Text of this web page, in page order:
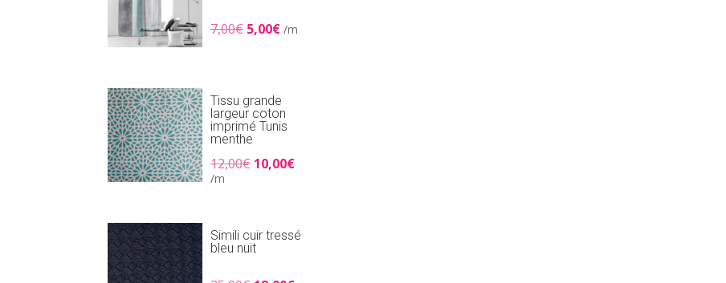
7,00€ Le
5,00€Le
/m
Tissu grande
largeur coton
imprimé Tunis
menthe
12,00€ Le
10,00€Le
/m
Simili cuir tressé
bleu nuit